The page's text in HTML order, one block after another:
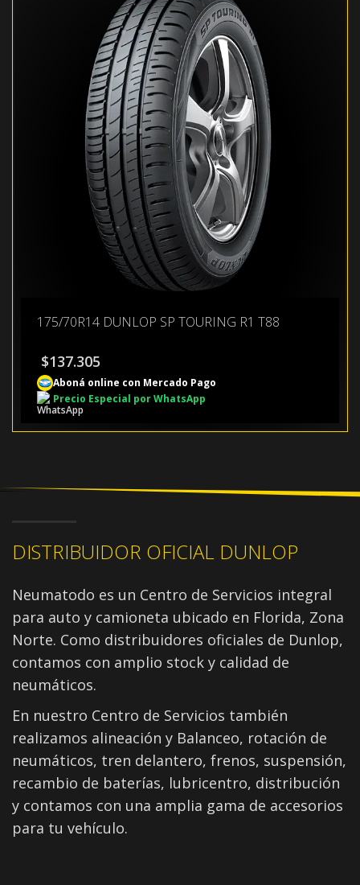
175/70R14 DUNLOP SP TOURING R1 T88
$137.305
Aboná online con Mercado Pago
Precio Especial por WhatsApp
DISTRIBUIDOR OFICIAL DUNLOP
Neumatodo es un Centro de Servicios integral
para auto y camioneta ubicado en Florida, Zona
Norte. Como distribuidores oficiales de Dunlop,
contamos con amplio stock y calidad de
neumáticos.
En nuestro Centro de Servicios también
realizamos alineación y Balanceo, rotación de
neumáticos, tren delantero, frenos, suspensión,
recambio de baterías, lubricentro, distribución
y contamos con una amplia gama de accesorios
para tu vehículo.